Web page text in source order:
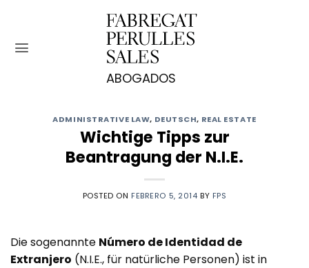
contenido
ADMINISTRATIVE LAW, DEUTSCH, REAL ESTATE
Wichtige Tipps zur
Beantragung der N.I.E.
POSTED ON FEBRERO 5, 2014 BY FPS
Die sogenannte Número de Identidad de
Extranjero (N.I.E., für natürliche Personen) ist in